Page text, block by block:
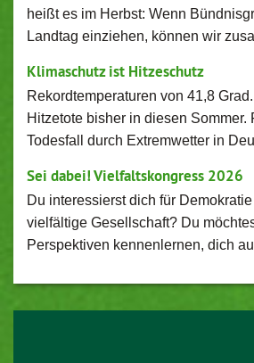
heißt es im Herbst: Wenn
Landtag einziehen, können wir
Klimaschutz ist Hitzeschutz
Rekordtemperaturen von 41,8
Hitzetote bisher in diesen Sommer.
Todesfall durch Extremwetter in
Sei dabei! Vielfaltskongress 2026
Du interessierst dich für
vielfältige Gesellschaft? Du
Perspektiven kennenlernen, dich